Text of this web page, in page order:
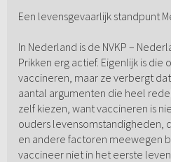
Een levensgevaarlijk standpunt
In Nederland is de NVKP –
Prikken erg actief. Eigenlijk is
vaccineren, maar ze verbergt
aantal argumenten die heel
zelf kiezen, want vaccineren is
ouders levensomstandigheden,
en andere factoren meewegen
vaccineer niet in het eerste